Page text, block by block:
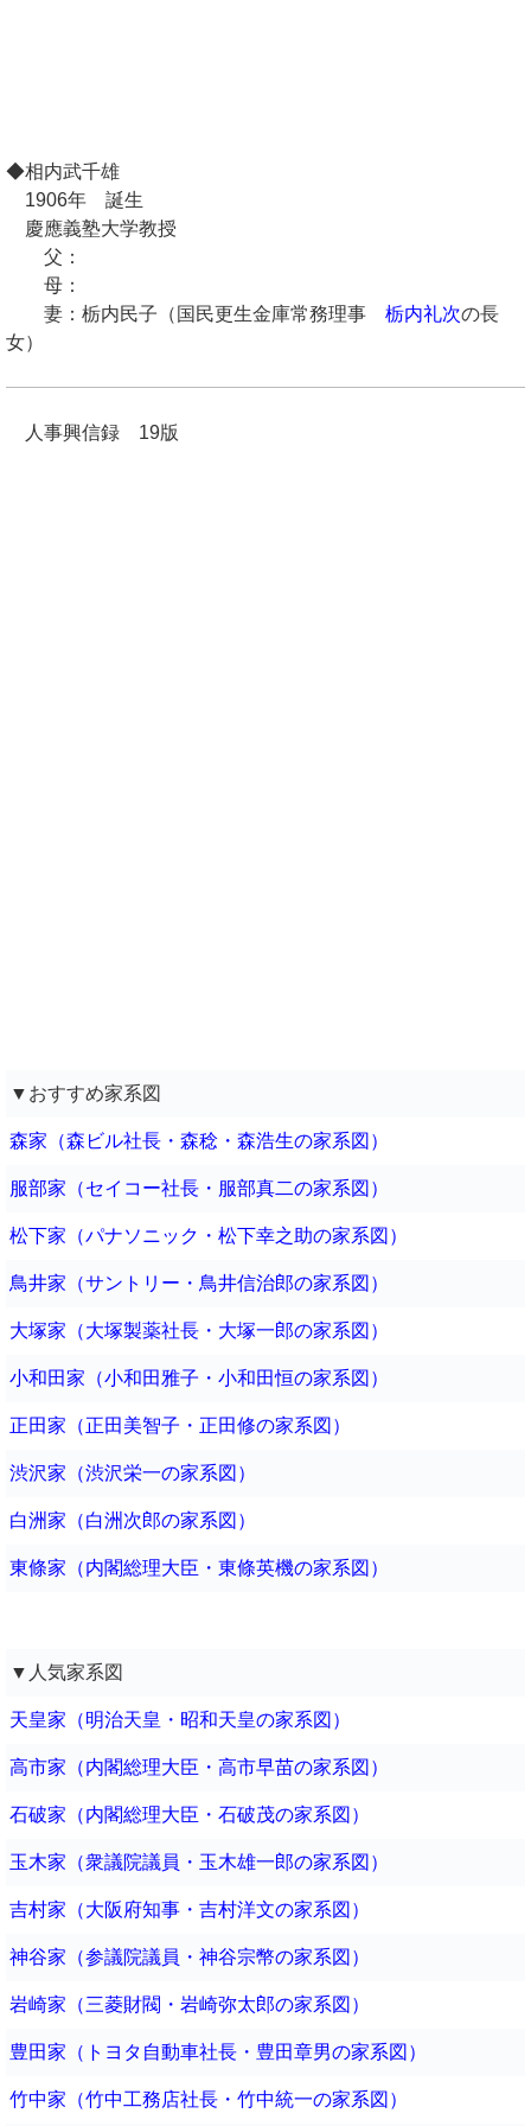
◆相内武千雄
1906年 誕生
慶應義塾大学教授
父：
母：
妻：栃内民子（国民更生金庫常務理事 栃内礼次の長
女）
人事興信録 19版
▼おすすめ家系図
森家（森ビル社長・森稔・森浩生の家系図）
服部家（セイコー社長・服部真二の家系図）
松下家（パナソニック・松下幸之助の家系図）
鳥井家（サントリー・鳥井信治郎の家系図）
大塚家（大塚製薬社長・大塚一郎の家系図）
小和田家（小和田雅子・小和田恒の家系図）
正田家（正田美智子・正田修の家系図）
渋沢家（渋沢栄一の家系図）
白洲家（白洲次郎の家系図）
東條家（内閣総理大臣・東條英機の家系図）
▼人気家系図
天皇家（明治天皇・昭和天皇の家系図）
高市家（内閣総理大臣・高市早苗の家系図）
石破家（内閣総理大臣・石破茂の家系図）
玉木家（衆議院議員・玉木雄一郎の家系図）
吉村家（大阪府知事・吉村洋文の家系図）
神谷家（参議院議員・神谷宗幣の家系図）
岩崎家（三菱財閥・岩崎弥太郎の家系図）
豊田家（トヨタ自動車社長・豊田章男の家系図）
竹中家（竹中工務店社長・竹中統一の家系図）